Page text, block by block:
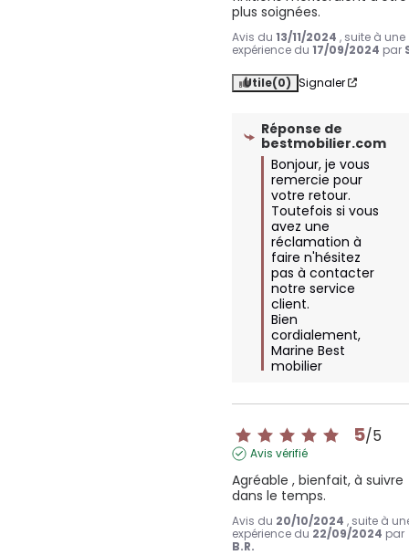
plus soignées.
Avis du13/11/2024 , suite à une
expérience du17/09/2024 par
Utile(0) Signaler
Réponse de
bestmobilier.com
Bonjour, je vous
remercie pour
votre retour.
Toutefois si vous
avez une
réclamation à
faire n'hésitez
pas à contacter
notre service
client.
Bien
cordialement,
Marine Best
mobilier
5/5
Avis vérifié
Agréable , bienfait, à suivre
dans le temps.
Avis du 20/10/2024 , suite à
expérience du 22/09/2024 par
B.R.